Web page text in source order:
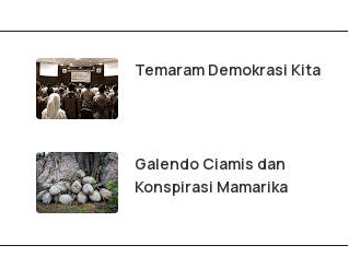
Temaram Demokrasi Kita
Galendo Ciamis dan
Konspirasi Mamarika